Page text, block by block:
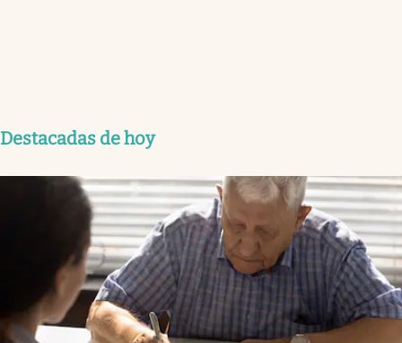
Destacadas de hoy